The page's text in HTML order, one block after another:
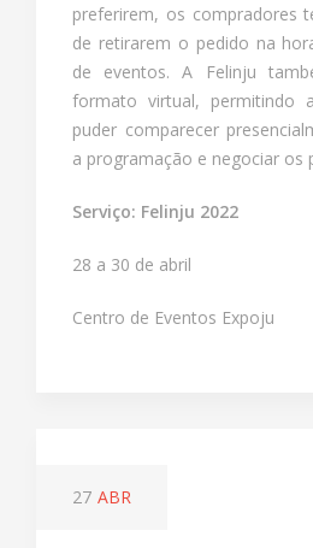
preferirem, os compradores
de retirarem o pedido na
de eventos. A Felinju
formato virtual, permitindo
puder comparecer
a programação e negociar os
Serviço: Felinju 2022
28 a 30 de abril
Centro de Eventos Expoju
27 ABR